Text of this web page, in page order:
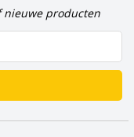
nieuwe producten